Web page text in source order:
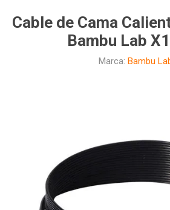
Cable de Cama
Bambu Lab
Marca: Bambu